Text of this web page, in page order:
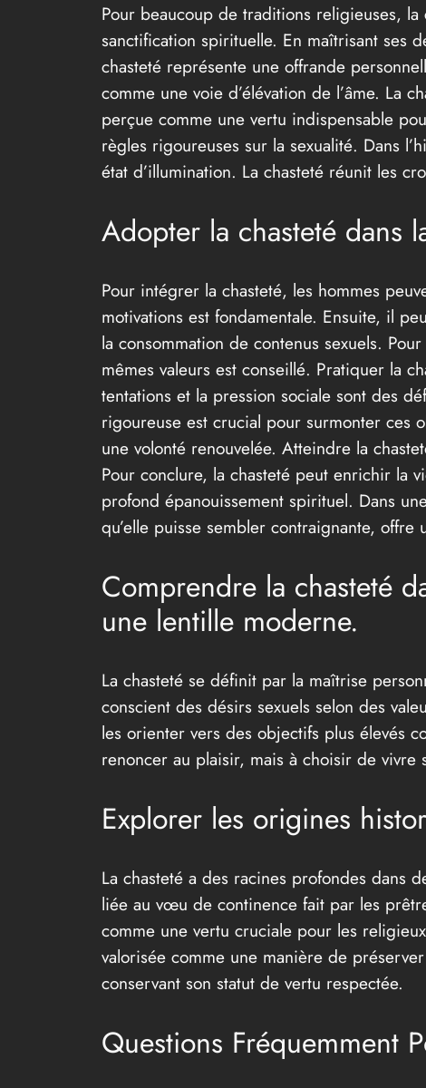
Pour beaucoup de traditions religieuses,
sanctification spirituelle. En maîtrisant ses
chasteté représente une offrande
comme une voie d’élévation de l’âme. La
perçue comme une vertu indispensable
règles rigoureuses sur la sexualité. Dans
état d’illumination. La chasteté réunit les
Adopter la chasteté dans
Pour intégrer la chasteté, les hommes
motivations est fondamentale. Ensuite, il
la consommation de contenus sexuels.
mêmes valeurs est conseillé. Pratiquer la
tentations et la pression sociale sont des
rigoureuse est crucial pour surmonter ces
une volonté renouvelée. Atteindre la
Pour conclure, la chasteté peut enrichir la
profond épanouissement spirituel. Dans
qu’elle puisse sembler contraignante,
Comprendre la chasteté
une lentille moderne.
La chasteté se définit par la maîtrise
conscient des désirs sexuels selon des
les orienter vers des objectifs plus élevés
renoncer au plaisir, mais à choisir de vivre
Explorer les origines
La chasteté a des racines profondes dans
liée au vœu de continence fait par les
comme une vertu cruciale pour les
valorisée comme une manière de
conservant son statut de vertu respectée.
Questions Fréquemment